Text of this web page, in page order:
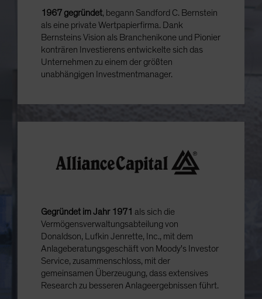
1967 gegründet, begann Sandford C. Bernstein
als eine private Wertpapierfirma. Dank
Bernsteins Vision als Branchenikone und Pionier
konträren Investierens entwickelte sich das
Unternehmen zu einem der größten
unabhängigen Investmentmanager.
Gegründet im Jahr 1971 als sich die
Vermögensverwaltungsabteilung von
Donaldson, Lufkin Jenrette, Inc., mit dem
Anlageberatungsgeschäft von Moody's Investor
Service, zusammenschloss, mit der
gemeinsamen Überzeugung, dass extensives
Research zu besseren Anlageergebnissen führt.